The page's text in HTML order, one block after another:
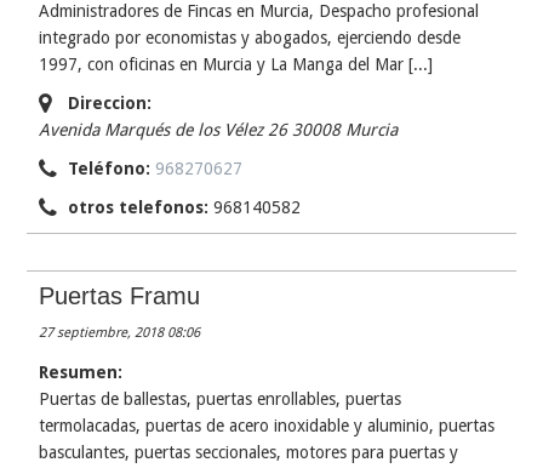
Administradores de Fincas en Murcia, Despacho profesional
integrado por economistas y abogados, ejerciendo desde
1997, con oficinas en Murcia y La Manga del Mar [...]
Direccion:
Avenida Marqués de los Vélez 26 30008 Murcia
Teléfono: 968270627
otros telefonos: 968140582
Puertas Framu
27 septiembre, 2018 08:06
Resumen:
Puertas de ballestas, puertas enrollables, puertas
termolacadas, puertas de acero inoxidable y aluminio, puertas
basculantes, puertas seccionales, motores para puertas y